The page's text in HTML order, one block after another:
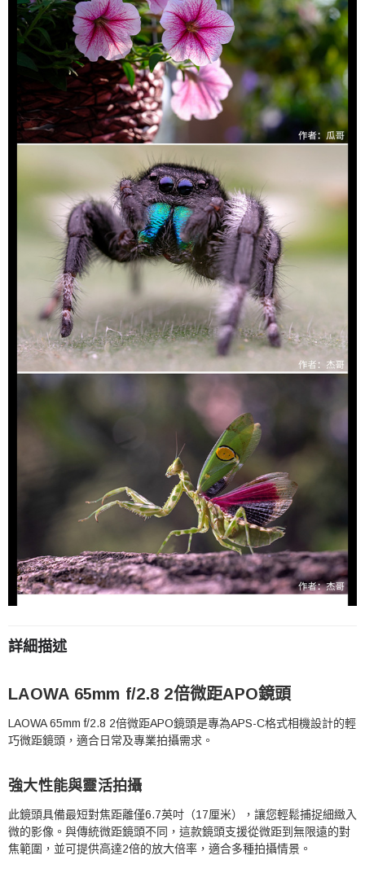
詳細描述
LAOWA 65mm f/2.8 2倍微距APO鏡頭
LAOWA 65mm f/2.8 2倍微距APO鏡頭是專為APS-C格式相機設計的輕
巧微距鏡頭，適合日常及專業拍攝需求。
強大性能與靈活拍攝
此鏡頭具備最短對焦距離僅6.7英吋（17厘米），讓您輕鬆捕捉細緻入
微的影像。與傳統微距鏡頭不同，這款鏡頭支援從微距到無限遠的對
焦範圍，並可提供高達2倍的放大倍率，適合多種拍攝情景。